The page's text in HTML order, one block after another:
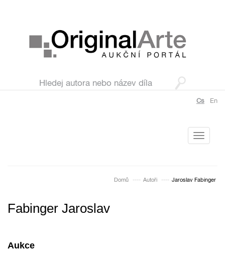
Cs En
Toggle
Domů Autoři Jaroslav Fabinger
Fabinger Jaroslav
Aukce